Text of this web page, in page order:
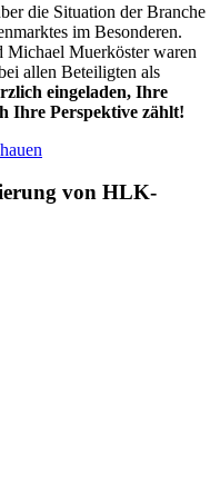
die Situation der Branche
im Besonderen.
Michael Muerköster waren
allen Beteiligten als
eingeladen, Ihre
Ihre Perspektive zählt!
von HLK-